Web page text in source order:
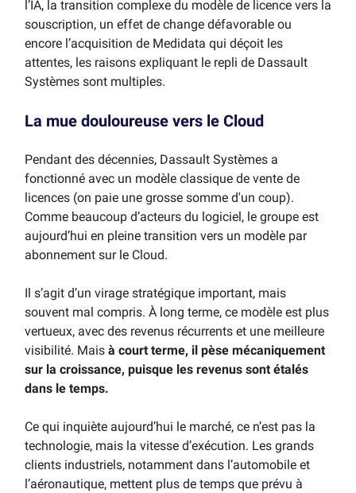
l’IA, la transition complexe du modèle de licence vers la
souscription, un effet de change défavorable ou
encore l’acquisition de Medidata qui déçoit les
attentes, les raisons expliquant le repli de Dassault
Systèmes sont multiples.
La mue douloureuse vers le Cloud
Pendant des décennies, Dassault Systèmes a
fonctionné avec un modèle classique de vente de
licences (on paie une grosse somme d'un coup).
Comme beaucoup d’acteurs du logiciel, le groupe est
aujourd’hui en pleine transition vers un modèle par
abonnement sur le Cloud.
Il s’agit d’un virage stratégique important, mais
souvent mal compris. À long terme, ce modèle est plus
vertueux, avec des revenus récurrents et une meilleure
visibilité. Mais à court terme, il pèse mécaniquement
sur la croissance, puisque les revenus sont étalés
dans le temps.
Ce qui inquiète aujourd’hui le marché, ce n’est pas la
technologie, mais la vitesse d’exécution. Les grands
clients industriels, notamment dans l’automobile et
l’aéronautique, mettent plus de temps que prévu à